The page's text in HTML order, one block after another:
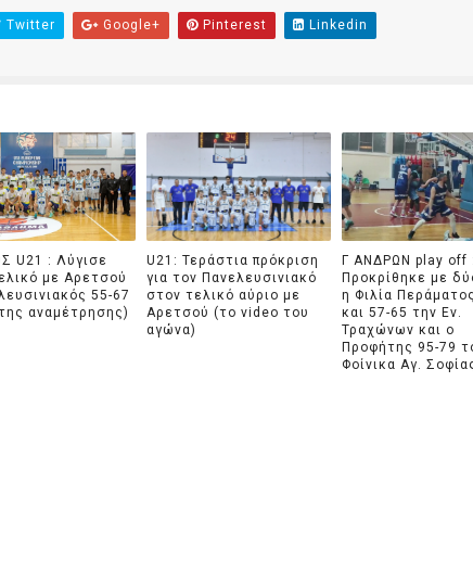
Twitter Google+ Pinterest Linkedin
U21 : Λύγισε
με Αρετσού
55-67
αναμέτρησης)
U21: Τεράστια πρόκριση
για τον Πανελευσινιακό
στον τελικό αύριο με
Αρετσού (το video του
αγώνα)
Γ ΑΝΔΡΩΝ play off :
Προκρίθηκε με
η Φιλία
και 57-65 την Εν.
Τραχώνων και ο
Προφήτης 95-79
Φοίνικα Αγ.